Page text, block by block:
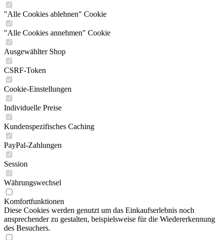
"Alle Cookies ablehnen" Cookie
"Alle Cookies annehmen" Cookie
Ausgewählter Shop
CSRF-Token
Cookie-Einstellungen
Individuelle Preise
Kundenspezifisches Caching
PayPal-Zahlungen
Session
Währungswechsel
Komfortfunktionen
Diese Cookies werden genutzt um das Einkaufserlebnis noch
ansprechender zu gestalten, beispielsweise für die Wiedererkennung
des Besuchers.